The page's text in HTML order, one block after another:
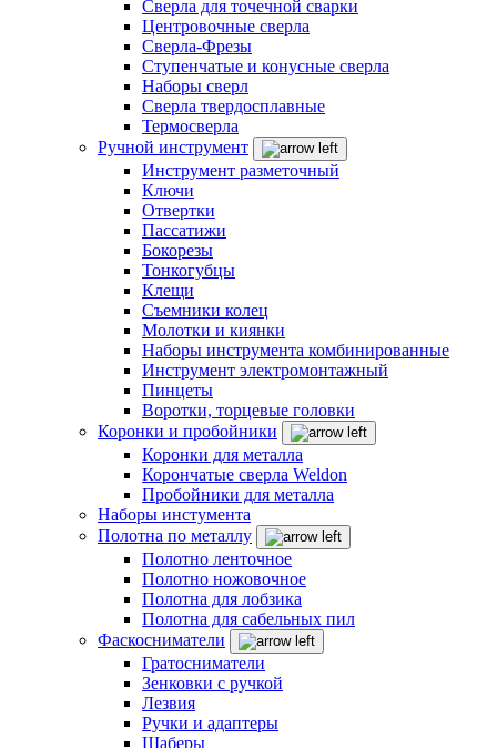
Сверла для точечной сварки
Центровочные сверла
Сверла-Фрезы
Ступенчатые и конусные сверла
Наборы сверл
Сверла твердосплавные
Термосверла
Ручной инструмент
Инструмент разметочный
Ключи
Отвертки
Пассатижи
Бокорезы
Тонкогубцы
Клещи
Съемники колец
Молотки и киянки
Наборы инструмента комбинированные
Инструмент электромонтажный
Пинцеты
Воротки, торцевые головки
Коронки и пробойники
Коронки для металла
Корончатые сверла Weldon
Пробойники для металла
Наборы инстумента
Полотна по металлу
Полотно ленточное
Полотно ножовочное
Полотна для лобзика
Полотна для сабельных пил
Фаскосниматели
Гратосниматели
Зенковки с ручкой
Лезвия
Ручки и адаптеры
Шаберы